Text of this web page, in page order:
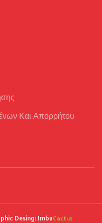
Και Απορρήτου
Desing: ImbaCactus